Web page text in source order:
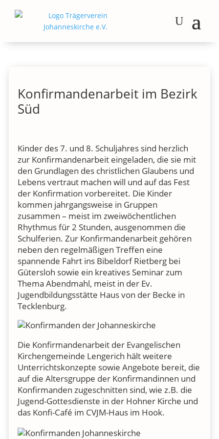
Konfirmandenarbeit im Bezirk
Süd
Kinder des 7. und 8. Schuljahres sind herzlich
zur Konfirmandenarbeit eingeladen, die sie mit
den Grundlagen des christlichen Glaubens und
Lebens vertraut machen will und auf das Fest
der Konfirmation vorbereitet. Die Kinder
kommen jahrgangsweise in Gruppen
zusammen – meist im zweiwöchentlichen
Rhythmus für 2 Stunden, ausgenommen die
Schulferien. Zur Konfirmandenarbeit gehören
neben den regelmäßigen Treffen eine
spannende Fahrt ins Bibeldorf Rietberg bei
Gütersloh sowie ein kreatives Seminar zum
Thema Abendmahl, meist in der Ev.
Jugendbildungsstätte Haus von der Becke in
Tecklenburg.
Die Konfirmandenarbeit der Evangelischen
Kirchengemeinde Lengerich hält weitere
Unterrichtskonzepte sowie Angebote bereit, die
auf die Altersgruppe der Konfirmandinnen und
Konfirmanden zugeschnitten sind, wie z.B. die
Jugend-Gottesdienste in der Hohner Kirche und
das Konfi-Café im CVJM-Haus im Hook.